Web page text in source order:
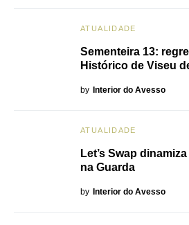
ATUALIDADE
Sementeira 13:
Histórico de Viseu
by Interior do Avesso
ATUALIDADE
Let’s Swap
na Guarda
by Interior do Avesso